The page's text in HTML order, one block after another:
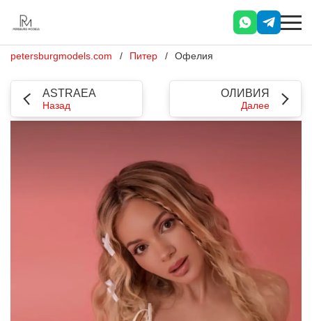
petersburgmodels.com Питер Офелия
ASTRAEA
Назад
ОЛИВИЯ
Далее